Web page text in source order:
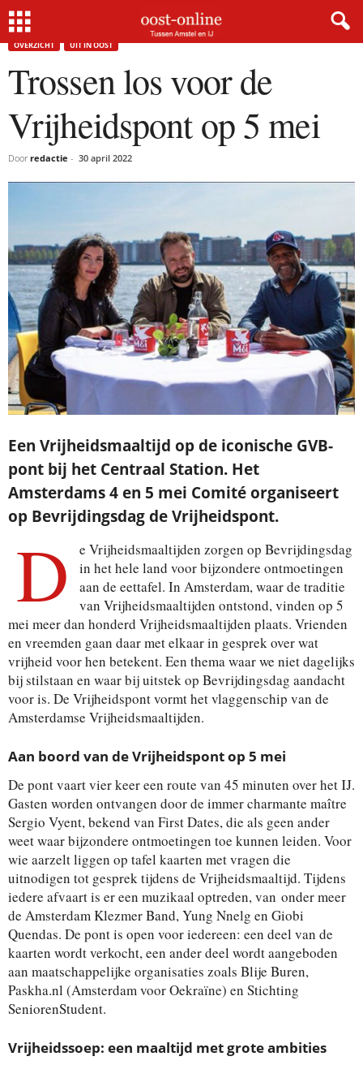
Home Trossen los voor de Vrijheidspont op 5 mei
OVERZICHT UIT IN OOST
Trossen los voor de
Vrijheidspont op 5 mei
Door redactie - 30 april 2022
Een Vrijheidsmaaltijd op de iconische GVB-
pont bij het Centraal Station. Het
Amsterdams 4 en 5 mei Comité organiseert
op Bevrijdingsdag de Vrijheidspont.
D
e Vrijheidsmaaltijden zorgen op Bevrijdingsdag
in het hele land voor bijzondere ontmoetingen
aan de eettafel. In Amsterdam, waar de traditie
van Vrijheidsmaaltijden ontstond, vinden op 5
mei meer dan honderd Vrijheidsmaaltijden plaats. Vrienden
en vreemden gaan daar met elkaar in gesprek over wat
vrijheid voor hen betekent. Een thema waar we niet dagelijks
bij stilstaan en waar bij uitstek op Bevrijdingsdag aandacht
voor is. De Vrijheidspont vormt het vlaggenschip van de
Amsterdamse Vrijheidsmaaltijden.
Aan boord van de Vrijheidspont op 5 mei
De pont vaart vier keer een route van 45 minuten over het IJ.
Gasten worden ontvangen door de immer charmante maître
Sergio Vyent, bekend van First Dates, die als geen ander
weet waar bijzondere ontmoetingen toe kunnen leiden. Voor
wie aarzelt liggen op tafel kaarten met vragen die
uitnodigen tot gesprek tijdens de Vrijheidsmaaltijd. Tijdens
iedere afvaart is er een muzikaal optreden, van onder meer
de Amsterdam Klezmer Band, Yung Nnelg en Giobi
Quendas. De pont is open voor iedereen: een deel van de
kaarten wordt verkocht, een ander deel wordt aangeboden
aan maatschappelijke organisaties zoals Blije Buren,
Paskha.nl (Amsterdam voor Oekraïne) en Stichting
SeniorenStudent.
Vrijheidssoep: een maaltijd met grote ambities